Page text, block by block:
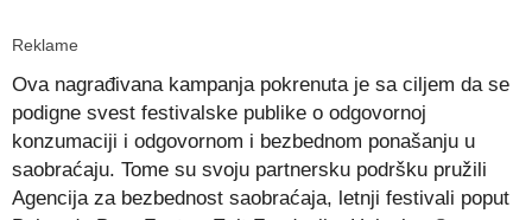
Reklame
Ova nagrađivana kampanja pokrenuta je sa ciljem da se
podigne svest festivalske publike o odgovornoj
konzumaciji i odgovornom i bezbednom ponašanju u
saobraćaju. Tome su svoju partnersku podršku pružili
Agencija za bezbednost saobraćaja, letnji festivali poput